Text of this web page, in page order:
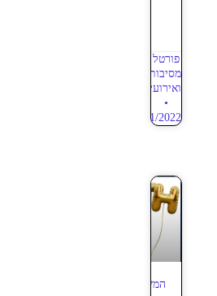
פורטל
מסיבות
ואירועים
28/01/2022
המשמעות של חגיגת יום